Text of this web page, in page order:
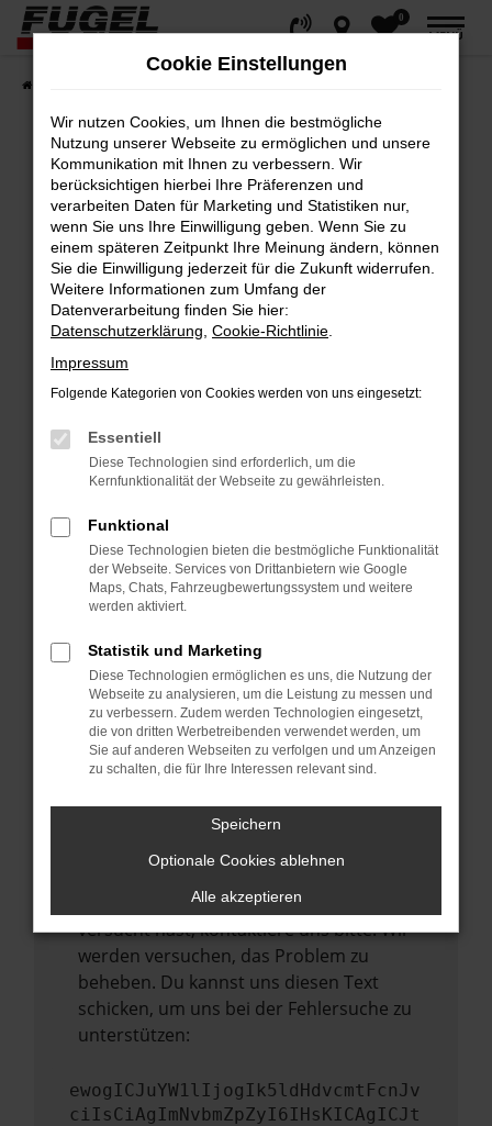
Zum
Hauptinhalt
springen
0
MENÜ
Fehler: Network Error
Beim Laden ist ein Fehler aufgetreten.
Hier sind ein paar Tipps, die dir helfen können:
Überprüfe deine Firewall und deine
Internetverbindung.
Laden andere Webseiten, zum Beispiel
deine Suchmaschine?
Prüfe deine Browsererweiterungen.
Manche Erweiterungen, wie Werbeblocker,
können das Laden bestimmter Seiten
anderen Browser oder in einem privaten
Fenster?
Starte dein Gerät neu.
vorübergehende Probleme zu beheben.
Stelle sicher, dass dein Browser und dein
Betriebssystem auf dem neuesten Stand
sind.
Veraltete Software birgt nicht nur ein
führen, dass bestimmte Funktionen nicht
Wende dich an den Webseitenbetreiber.
Wenn du alle oben genannten Schritte
versucht hast, kontaktiere uns bitte. Wir
werden versuchen, das Problem zu
beheben. Du kannst uns diesen Text
schicken, um uns bei der Fehlersuche zu
unterstützen:
ewogICJuYW1lIjogIk5ldHdvcmtFcnJv
ciIsCiAgImNvbmZpZyI6IHsKICAgICJt
Cookie Einstellungen
Wir nutzen Cookies, um Ihnen die bestmögliche
Nutzung unserer Webseite zu ermöglichen und unsere
Kommunikation mit Ihnen zu verbessern. Wir
berücksichtigen hierbei Ihre Präferenzen und
verarbeiten Daten für Marketing und Statistiken nur,
wenn Sie uns Ihre Einwilligung geben. Wenn Sie zu
einem späteren Zeitpunkt Ihre Meinung ändern, können
Sie die Einwilligung jederzeit für die Zukunft widerrufen.
Weitere Informationen zum Umfang der
Datenverarbeitung finden Sie hier:
Datenschutzerklärung Cookie-Richtlinie
Impressum
Folgende Kategorien von Cookies werden von uns eingesetzt:
Essentiell
Diese Technologien sind erforderlich, um die
Kernfunktionalität der Webseite zu gewährleisten.
Funktional
Diese Technologien bieten die bestmögliche Funktionalität
der Webseite. Services von Drittanbietern wie Google
Maps, Chats, Fahrzeugbewertungssystem und weitere
werden aktiviert.
Statistik und Marketing
Diese Technologien ermöglichen es uns, die Nutzung der
Webseite zu analysieren, um die Leistung zu messen und
zu verbessern. Zudem werden Technologien eingesetzt,
die von dritten Werbetreibenden verwendet werden, um
Sie auf anderen Webseiten zu verfolgen und um Anzeigen
zu schalten, die für Ihre Interessen relevant sind.
Speichern
Optionale Cookies ablehnen
Alle akzeptieren